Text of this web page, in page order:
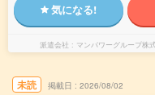
気になる!
派遣会社 マンパワーグループ株
未読 掲載日 2026/08/02